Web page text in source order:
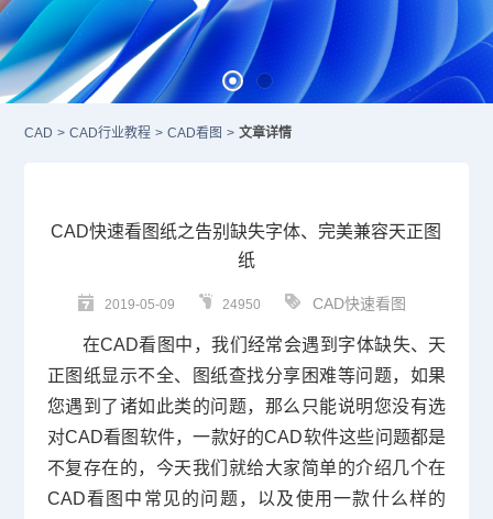
CAD > CAD行业教程 > CAD看图 > 文章详情
CAD快速看图纸之告别缺失字体、完美兼容天正图
纸
2019-05-09 24950 CAD快速看图
在CAD看图中，我们经常会遇到字体缺失、天
正图纸显示不全、图纸查找分享困难等问题，如果
您遇到了诸如此类的问题，那么只能说明您没有选
对CAD看图软件，一款好的CAD软件这些问题都是
不复存在的，今天我们就给大家简单的介绍几个在
CAD看图中常见的问题，以及使用一款什么样的